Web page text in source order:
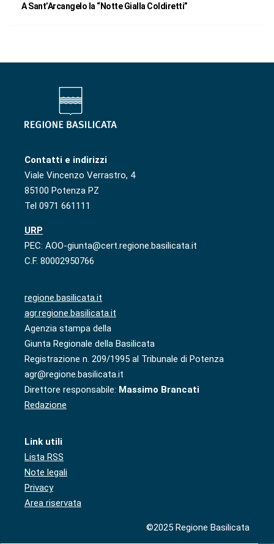
A Sant’Arcangelo la “Notte Gialla Coldiretti”
Contatti e indirizzi
Viale Vincenzo Verrastro, 4
85100 Potenza PZ
Tel 0971 661111
URP
PEC: AOO-giunta@cert.regione.basilicata.it
C.F. 80002950766
regione.basilicata.it
agr.regione.basilicata.it
Agenzia stampa della
Giunta Regionale della Basilicata
Registrazione n. 209/1995 al Tribunale di Potenza
agr@regione.basilicata.it
Direttore responsabile: Massimo Brancati
Redazione
Link utili
Lista RSS
Note legali
Privacy
Area riservata
©2025 Regione Basilicata